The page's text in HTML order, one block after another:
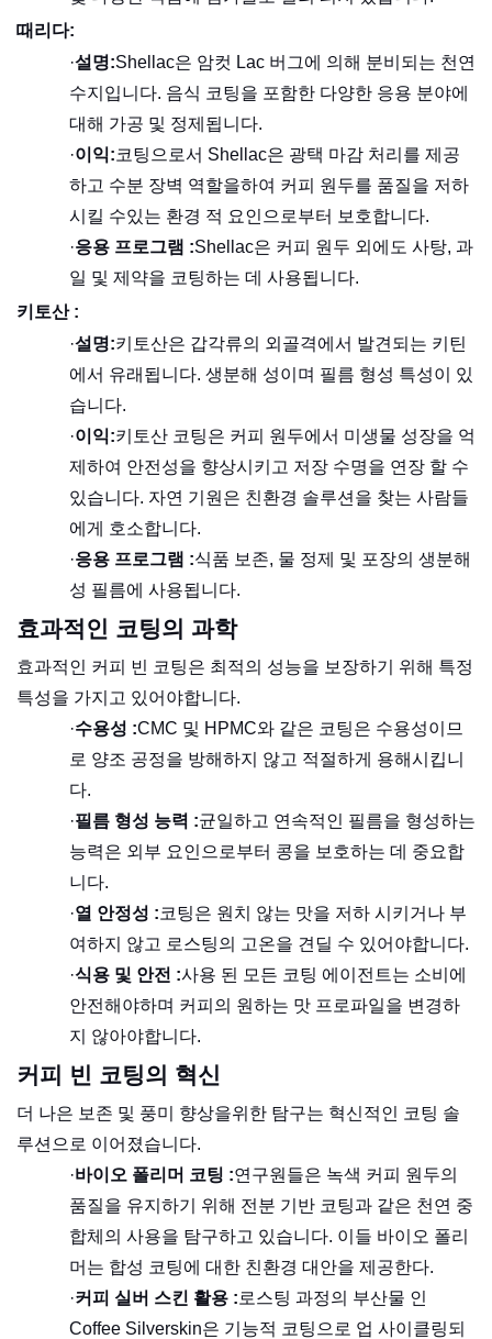
때리다:
·설명:Shellac은 암컷 Lac 버그에 의해 분비되는 천연
수지입니다. 음식 코팅을 포함한 다양한 응용 분야에
대해 가공 및 정제됩니다.
·이익:코팅으로서 Shellac은 광택 마감 처리를 제공
하고 수분 장벽 역할을하여 커피 원두를 품질을 저하
시킬 수있는 환경 적 요인으로부터 보호합니다.
·응용 프로그램 :Shellac은 커피 원두 외에도 사탕, 과
일 및 제약을 코팅하는 데 사용됩니다.
키토산 :
·설명:키토산은 갑각류의 외골격에서 발견되는 키틴
에서 유래됩니다. 생분해 성이며 필름 형성 특성이 있
습니다.
·이익:키토산 코팅은 커피 원두에서 미생물 성장을 억
제하여 안전성을 향상시키고 저장 수명을 연장 할 수
있습니다. 자연 기원은 친환경 솔루션을 찾는 사람들
에게 호소합니다.
·응용 프로그램 :식품 보존, 물 정제 및 포장의 생분해
성 필름에 사용됩니다.
효과적인 코팅의 과학
효과적인 커피 빈 코팅은 최적의 성능을 보장하기 위해 특정
특성을 가지고 있어야합니다.
·수용성 :CMC 및 HPMC와 같은 코팅은 수용성이므
로 양조 공정을 방해하지 않고 적절하게 용해시킵니
다.
·필름 형성 능력 :균일하고 연속적인 필름을 형성하는
능력은 외부 요인으로부터 콩을 보호하는 데 중요합
니다.
·열 안정성 :코팅은 원치 않는 맛을 저하 시키거나 부
여하지 않고 로스팅의 고온을 견딜 수 있어야합니다.
·식용 및 안전 :사용 된 모든 코팅 에이전트는 소비에
안전해야하며 커피의 원하는 맛 프로파일을 변경하
지 않아야합니다.
커피 빈 코팅의 혁신
더 나은 보존 및 풍미 향상을위한 탐구는 혁신적인 코팅 솔
루션으로 이어졌습니다.
·바이오 폴리머 코팅 :연구원들은 녹색 커피 원두의
품질을 유지하기 위해 전분 기반 코팅과 같은 천연 중
합체의 사용을 탐구하고 있습니다. 이들 바이오 폴리
머는 합성 코팅에 대한 친환경 대안을 제공한다.
·커피 실버 스킨 활용 : 로스팅 과정의 부산물 인
Coffee Silverskin은 기능적 코팅으로 업 사이클링되